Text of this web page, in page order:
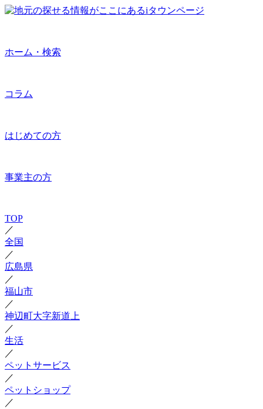
ホーム・検索
コラム
はじめての方
事業主の方
TOP
／
全国
／
広島県
／
福山市
／
神辺町大字新道上
／
生活
／
ペットサービス
／
ペットショップ
／